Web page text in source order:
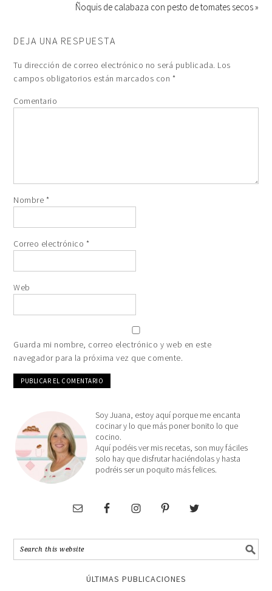
Ñoquis de calabaza con pesto de tomates secos »
DEJA UNA RESPUESTA
Tu dirección de correo electrónico no será publicada. Los
campos obligatorios están marcados con *
Comentario
Nombre *
Correo electrónico *
Web
Guarda mi nombre, correo electrónico y web en este
navegador para la próxima vez que comente.
Soy Juana, estoy aquí porque me encanta
cocinar y lo que más poner bonito lo que
cocino.
Aquí podéis ver mis recetas, son muy fáciles
solo hay que disfrutar haciéndolas y hasta
podréis ser un poquito más felices.
ÚLTIMAS PUBLICACIONES